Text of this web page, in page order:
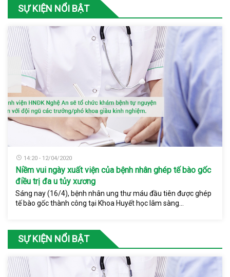
SỰ KIỆN NỔI BẬT
14:20 - 12/04/2020
Niềm vui ngày xuất viện của bệnh nhân ghép tế bào gốc
điều trị đa u tủy xương
Sáng nay (16/4), bệnh nhân ung thư máu đầu tiên được ghép
tế bào gốc thành công tại Khoa Huyết học lâm sàng...
SỰ KIỆN NỔI BẬT